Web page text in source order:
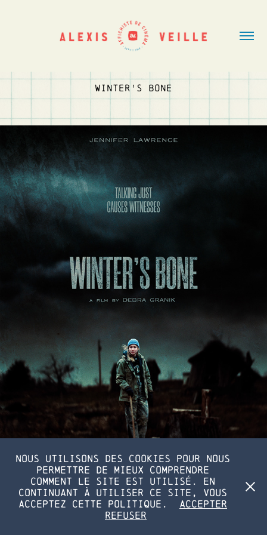
WINTER'S BONE
Alexis Veille — 2025
Nous utilisons des cookies pour nous
permettre de mieux comprendre
comment le site est utilisé. En
continuant à utiliser ce site, vous
acceptez cette politique.
Accepter
Refuser